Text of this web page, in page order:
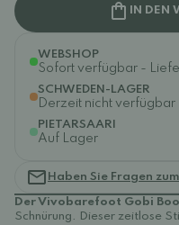
IN DEN
WEBSHOP
Sofort verfügbar -
SCHWEDEN-LAGER
Derzeit nicht verfügbar
PIETARSAARI
Auf Lager
Haben Sie Fragen
Der Vivobarefoot Gobi
Schnürung. Dieser zeitlose